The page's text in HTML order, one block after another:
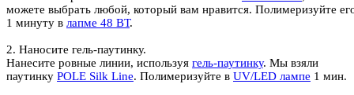
можете выбрать любой, который вам нравится. Полимеризуйте
1 минуту в лапме 48 ВТ.
2. Наносите гель-паутинку.
Нанесите ровные линии, используя гель-паутинку. Мы взяли
паутинку POLE Silk Line. Полимеризуйте в UV/LED лампе 1 мин.